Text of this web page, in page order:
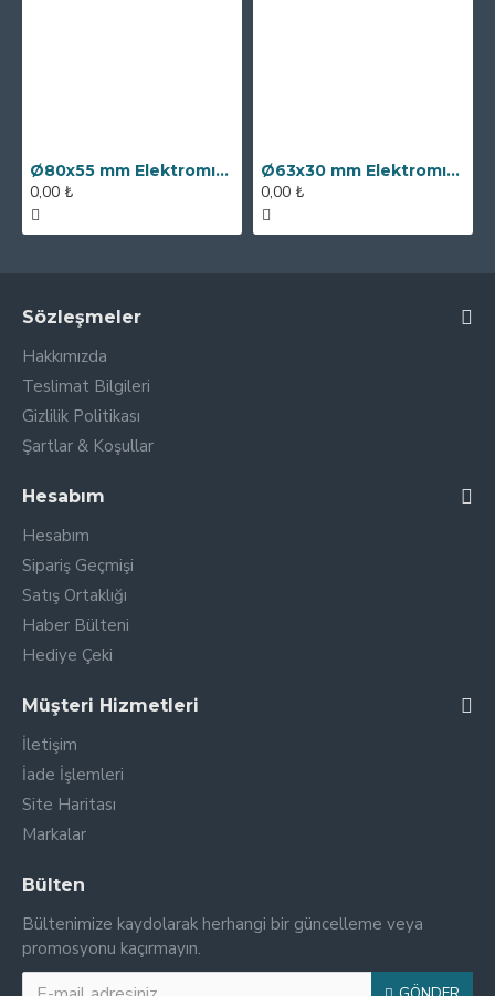
Ø80x55 mm Elektromıknatıs - 250 kg Çekim Gücü
0,00 ₺
Ø63x30 mm Elektromıknatıs - 100 kg Çekim Gücü
0,00 ₺
Sözleşmeler
Hakkımızda
Teslimat Bilgileri
Gizlilik Politikası
Şartlar & Koşullar
Hesabım
Hesabım
Sipariş Geçmişi
Satış Ortaklığı
Haber Bülteni
Hediye Çeki
Müşteri Hizmetleri
İletişim
İade İşlemleri
Site Haritası
Markalar
Bülten
Bültenimize kaydolarak herhangi bir güncelleme veya
promosyonu kaçırmayın.